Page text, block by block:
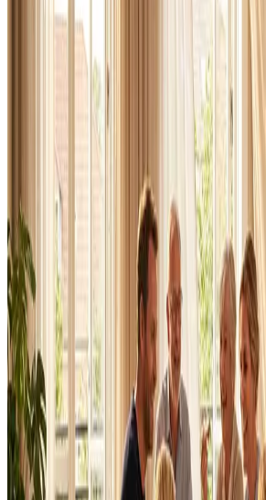
Dimensionering efter BR18 og AT-krav